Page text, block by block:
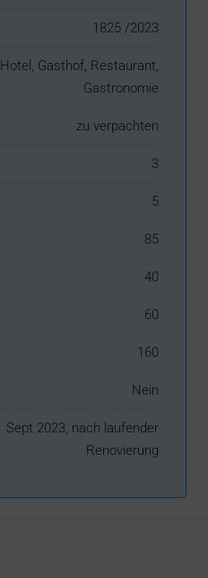
1825 /2023
Hotel, Gasthof, Restaurant,
Gastronomie
zu verpachten
3
5
85
40
60
160
Nein
Sept 2023, nach laufender
Renovierung